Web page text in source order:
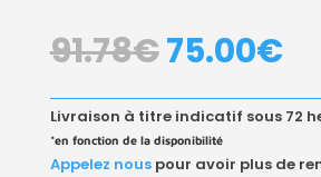
91.78€LE
PRIX
INITIAL
ÉTAIT :
91.78€.
75.00€LE
Livraison à titre indicatif sous 72
*en fonction de la disponibilité
Appelez nouspour avoir plus de